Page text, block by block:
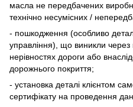
масла не передбачених
технічно несумісних /
- пошкодження (особливо
управління), що виникли через
нерівностях дороги або
дорожнього покриття;
- установка деталі клієнтом
сертифікату на проведення